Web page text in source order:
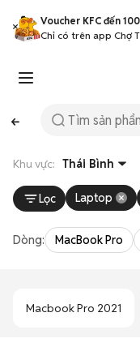
Voucher KFC đến
Chỉ có trên app Chợ
Khu vực: Thái Bình
Lọc Laptop
Dòng: MacBook Pro
Macbook Pro 2021